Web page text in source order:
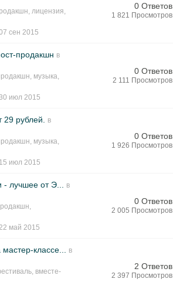
,лицензия,
сен 2015
0 Ответов
1 821 Просмотров
продакшн в
, музыка,
июл 2015
0 Ответов
2 111 Просмотров
рублей.
в
, музыка,
15 июл 2015
0 Ответов
1 926 Просмотров
лучшее от Э...
в
,
май 2015
0 Ответов
2 005 Просмотров
классе...
в
, вместе-
2 Ответов
2 397 Просмотров